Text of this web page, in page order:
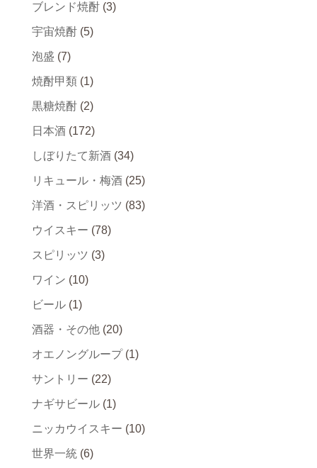
ブレンド焼酎 (3)
宇宙焼酎 (5)
泡盛 (7)
焼酎甲類 (1)
黒糖焼酎 (2)
日本酒 (172)
しぼりたて新酒 (34)
リキュール・梅酒 (25)
洋酒・スピリッツ (83)
ウイスキー (78)
スピリッツ (3)
ワイン (10)
ビール (1)
酒器・その他 (20)
オエノングループ (1)
サントリー (22)
ナギサビール (1)
ニッカウイスキー (10)
世界一統 (6)